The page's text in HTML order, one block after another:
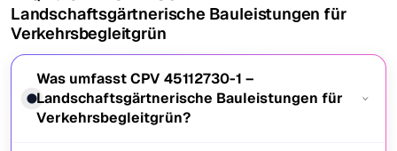
Landschaftsgärtnerische Bauleistungen für
Verkehrsbegleitgrün
Was umfasst CPV 45112730-1 –
Landschaftsgärtnerische Bauleistungen für
Verkehrsbegleitgrün?